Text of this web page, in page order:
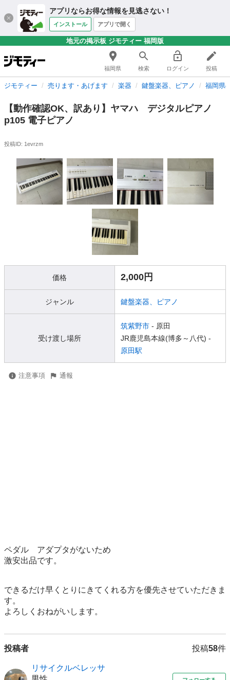
アプリならお得な情報を見逃さない！
インストール アプリで開く
地元の掲示板 ジモティー 福岡版
福岡県 検索 ログイン 投稿
ジモティー 売ります・あげます 楽器 鍵盤楽器、ピアノ 福岡県
【動作確認OK、訳あり】ヤマハ デジタルピアノ
p105 電子ピアノ
投稿ID: 1evrzm
価格 2,000円
ジャンル 鍵盤楽器、ピアノ
受け渡し場所
筑紫野市 - 原田
JR鹿児島本線(博多～八代) -
原田駅
注意事項 通報
ペダル　アダプタがないため
激安出品です。
できるだけ早くとりにきてくれる方を優先させていただきま
す。
よろしくおねがいします。
投稿者 投稿58件
リサイクルベレッサ